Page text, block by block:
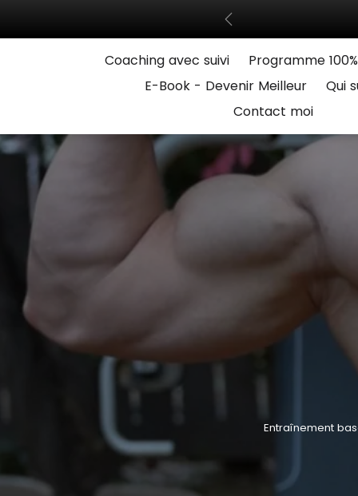
Précédent
Coaching avec suivi
Programme
E-Book - Devenir Meilleur
Qui
Contact moi
Entraînement